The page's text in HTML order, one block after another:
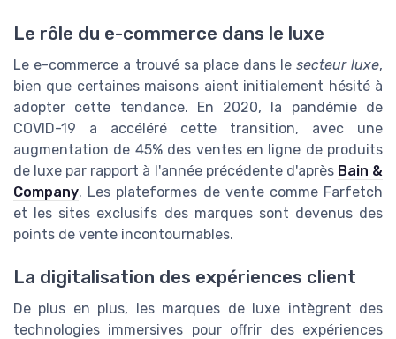
Le rôle du e-commerce dans le luxe
Le e-commerce a trouvé sa place dans le secteur luxe,
bien que certaines maisons aient initialement hésité à
adopter cette tendance. En 2020, la pandémie de
COVID-19 a accéléré cette transition, avec une
augmentation de 45% des ventes en ligne de produits
de luxe par rapport à l'année précédente d'après Bain &
Company. Les plateformes de vente comme Farfetch
et les sites exclusifs des marques sont devenus des
points de vente incontournables.
La digitalisation des expériences client
De plus en plus, les marques de luxe intègrent des
technologies immersives pour offrir des expériences